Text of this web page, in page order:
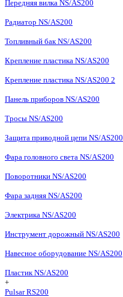
Передняя вилка NS/AS200
Радиатор NS/AS200
Топливный бак NS/AS200
Крепление пластика NS/AS200
Крепление пластика NS/AS200 2
Панель приборов NS/AS200
Тросы NS/AS200
Защита приводной цепи NS/AS200
Фара головного света NS/AS200
Поворотники NS/AS200
Фара задняя NS/AS200
Электрика NS/AS200
Инструмент дорожный NS/AS200
Навесное оборудование NS/AS200
Пластик NS/AS200
+
Pulsar RS200